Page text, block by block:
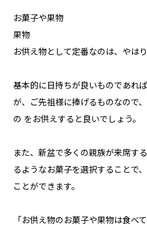
お菓子や果物
果物
お供え物として定番なのは、やは
基本的に日持ちが良いものであれ
が、ご先祖様に捧げるものなので
の をお供えすると良いでしょう。
また、新盆で多くの親族が来席す
るようなお菓子を選択することで
ことができます。
「お供え物のお菓子や果物は食べ